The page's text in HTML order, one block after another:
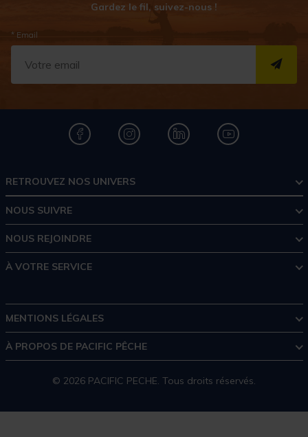
Gardez le fil, suivez-nous !
* Email
RETROUVEZ NOS UNIVERS
NOUS SUIVRE
NOUS REJOINDRE
À VOTRE SERVICE
MENTIONS LÉGALES
À PROPOS DE PACIFIC PÊCHE
© 2026 PACIFIC PECHE. Tous droits réservés.